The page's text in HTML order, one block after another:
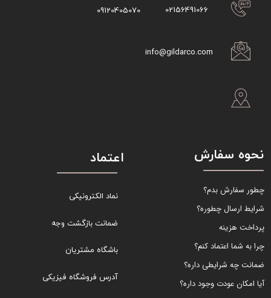
02156491066
09120405070
info@gildarco.com
نحوه سفارش
چطور سفارش بدم؟
شرایط ارسال چطوره؟
پرداخت هزینه
چرا به شما اعتماد کنم؟
ضمانت چه شرایطی داره؟
آیا امکان عودت وجود داره؟
اعتماد
نماد الکترونیکی
ضمانت بازگشت وجه
باشگاه مشتریان
آدرس فروشگاه فیزیکی